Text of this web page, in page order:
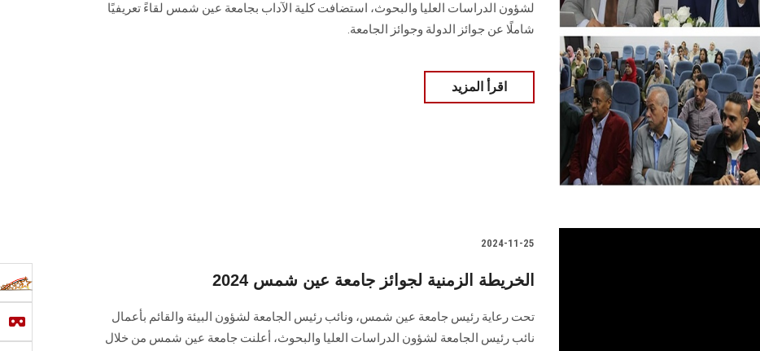
لشؤون الدراسات العليا والبحوث، استضافت كلية الآداب بجامعة عين شمس لقاءً تعريفيًا
شاملًا عن جوائز الدولة وجوائز الجامعة.
اقرأ المزيد
2024-11-25
الخريطة الزمنية لجوائز جامعة عين شمس 2024
تحت رعاية رئيس جامعة عين شمس، ونائب رئيس الجامعة لشؤون البيئة والقائم بأعمال
نائب رئيس الجامعة لشؤون الدراسات العليا والبحوث، أعلنت جامعة عين شمس من خلال